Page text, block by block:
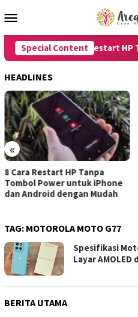
to
Menu
Special Content
8 Cara Restart HP
HEADLINES
«
8 Cara Restart HP Tanpa
Tombol Power untuk iPhone
dan Android dengan Mudah
TAG: MOTOROLA MOTO G77
Spesifikasi
Layar AMOLED
BERITA UTAMA